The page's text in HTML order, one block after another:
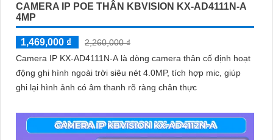
CAMERA IP POE THÂN KBVISION KX-AD4111N-A
4MP
1,469,000 ₫
2,260,000 ₫
Camera IP KX-AD4111N-A là dòng camera thân cố định hoạt
động ghi hình ngoài trời siêu nét 4.0MP, tích hợp mic, giúp
ghi lại hình ảnh có âm thanh rõ ràng chân thực